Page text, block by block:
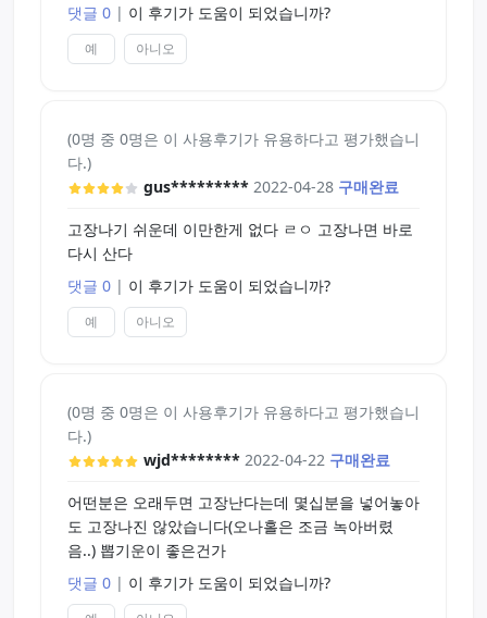
댓글 0 | 이 후기가 도움이 되었습니까?
예 아니오
(0명 중 0명은 이 사용후기가 유용하다고 평가했습니
다.)
gus********* 2022-04-28 구매완료
고장나기 쉬운데 이만한게 없다 ㄹㅇ 고장나면 바로
다시 산다
댓글 0 | 이 후기가 도움이 되었습니까?
예 아니오
(0명 중 0명은 이 사용후기가 유용하다고 평가했습니
다.)
wjd******** 2022-04-22 구매완료
어떤분은 오래두면 고장난다는데 몇십분을 넣어놓아
도 고장나진 않았습니다(오나홀은 조금 녹아버렸
음..) 뽑기운이 좋은건가
댓글 0 | 이 후기가 도움이 되었습니까?